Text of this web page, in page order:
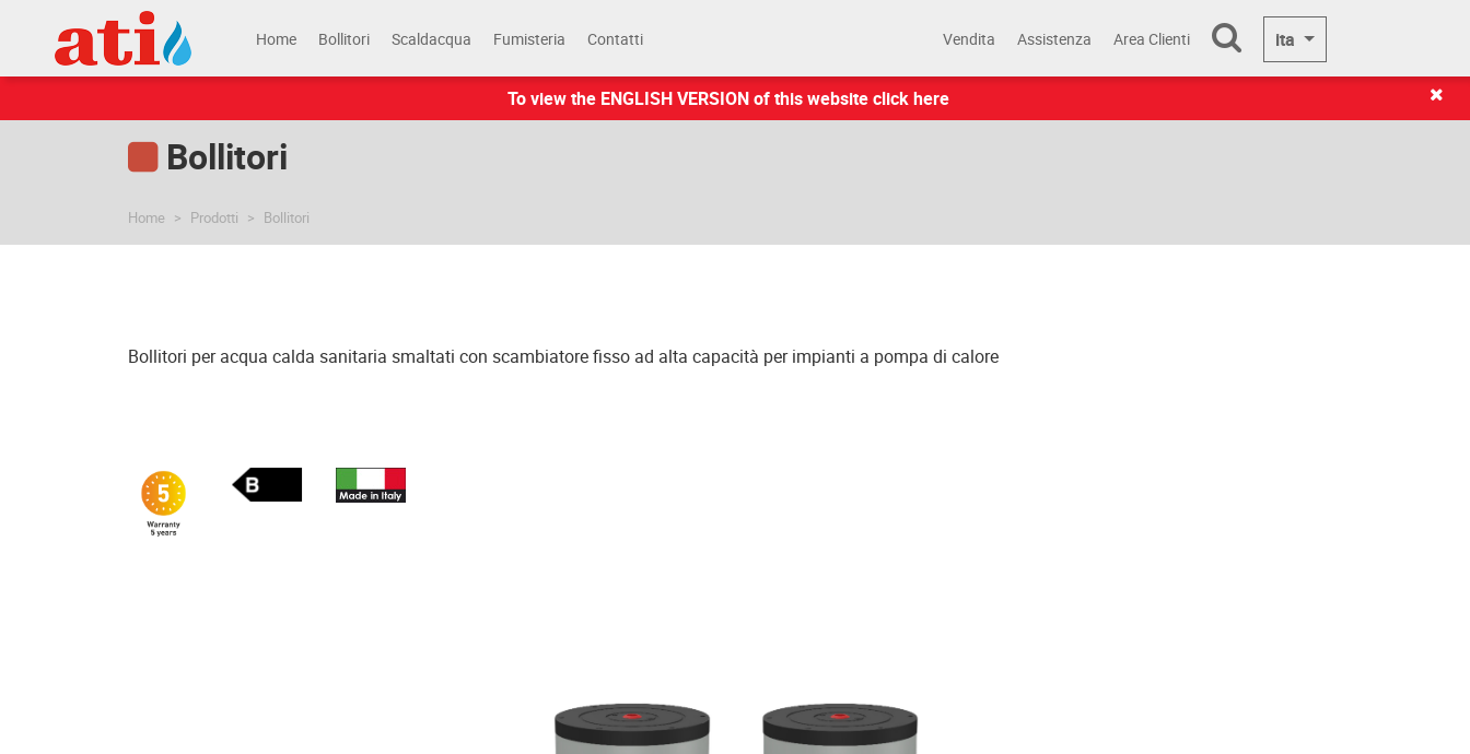
To view the ENGLISH VERSION of this website click here
Home Bollitori Scaldacqua Fumisteria Contatti Vendita Assistenza Area Clienti ita
Bollitori
Home Prodotti Bollitori
Bollitori per acqua calda sanitaria smaltati con scambiatore fisso ad alta capacità per impianti a pompa di calore